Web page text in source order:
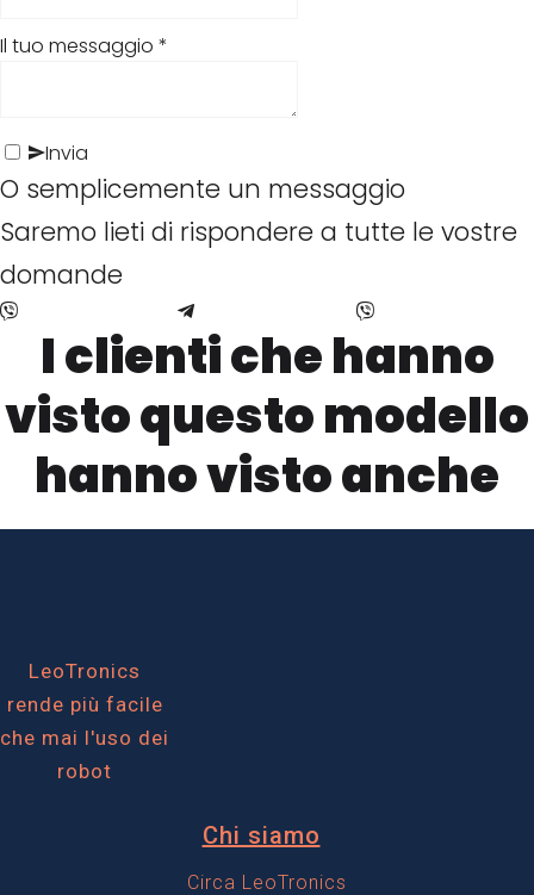
Il tuo messaggio *
Invia
O semplicemente un messaggio
Saremo lieti di rispondere a tutte le vostre
domande
I clienti che hanno
visto questo modello
hanno visto anche
a
c
k
R
e
i
t
a
e
d
P
i
z
i
a
d
i
T
r
k
R
e
n
n
c
e
n
d
i
o
T
c
k
R
LeoTronics
rende più facile
che mai l'uso dei
robot
Chi siamo
Circa LeoTronics